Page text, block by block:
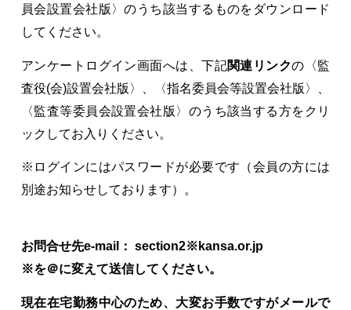
員会設置会社版〉のうち該当するものをダウンロード
してください。
アンケートログイン画面へは、下記関連リンクの〈監
査役(会)設置会社版〉、〈指名委員会等設置会社版〉、
〈監査等委員会設置会社版〉のうち該当する方をクリ
ックしてお入りください。
※ログインにはパスワードが必要です（会員の方には
別途お知らせしております）。
お問合せ先e-mail： section2※kansa.or.jp
※を＠に変えて送信してください。
現在在宅勤務中心のため、大変お手数ですがメールで